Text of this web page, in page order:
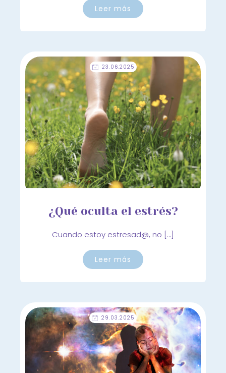
Leer más
23.06.2025
¿Qué oculta el estrés?
Cuando estoy estresad@, no […]
Leer más
29.03.2025